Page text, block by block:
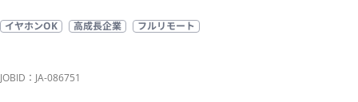
イヤホンOK 高成長企業 フルリモート
JOBID：JA-086751